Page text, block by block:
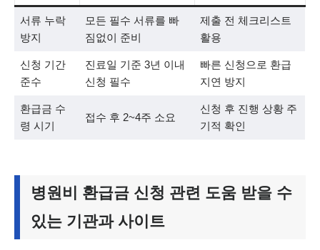
서류 누락
방지
모든 필수 서류를 빠
짐없이 준비
제출 전 체크리스트
활용
신청 기간
준수
진료일 기준 3년 이내
신청 필수
빠른 신청으로 환급
지연 방지
환급금 수
령 시기
접수 후 2~4주 소요
신청 후 진행 상황 주
기적 확인
병원비 환급금 신청 관련 도움 받을 수
있는 기관과 사이트